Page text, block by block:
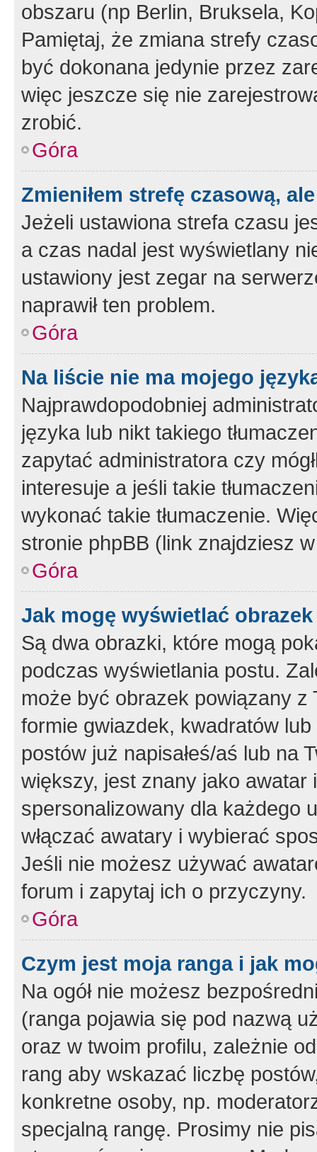
obszaru (np Berlin, Bruksela,
Pamiętaj, że zmiana strefy
być dokonana jedynie przez
więc jeszcze się nie
zrobić.
Góra
Zmieniłem strefę czasową,
Jeżeli ustawiona strefa czasu
a czas nadal jest wyświetlany
ustawiony jest zegar na
naprawił ten problem.
Góra
Na liście nie ma mojego
Najprawdopodobniej
języka lub nikt takiego
zapytać administratora czy
interesuje a jeśli takie
wykonać takie tłumaczenie.
stronie phpBB (link znajdziesz
Góra
Jak mogę wyświetlać
Są dwa obrazki, które mogą
podczas wyświetlania postu.
może być obrazek powiązany z
formie gwiazdek, kwadratów
postów już napisałeś/aś lub na
większy, jest znany jako
spersonalizowany dla każdego
włączać awatary i wybierać
Jeśli nie możesz używać
forum i zapytaj ich o przyczyny.
Góra
Czym jest moja ranga i jak
Na ogół nie możesz
(ranga pojawia się pod nazwą
oraz w twoim profilu, zależnie
rang aby wskazać liczbę
konkretne osoby, np.
specjalną rangę. Prosimy nie